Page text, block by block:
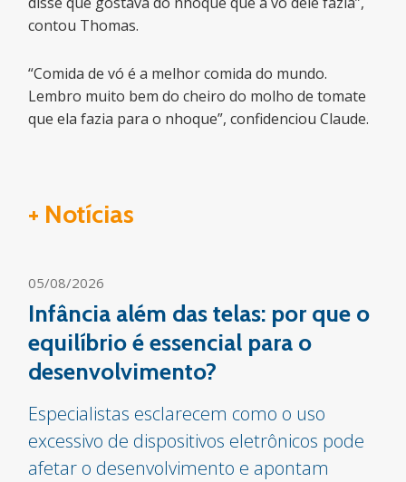
contou Thomas.
“Comida de vó é a melhor comida do mundo.
Lembro muito bem do cheiro do molho de tomate
que ela fazia para o nhoque”, confidenciou Claude.
+ Notícias
05/08/2026
Infância além das telas: por que o
equilíbrio é essencial para o
desenvolvimento?
Especialistas esclarecem como o uso
excessivo de dispositivos eletrônicos pode
afetar o desenvolvimento e apontam